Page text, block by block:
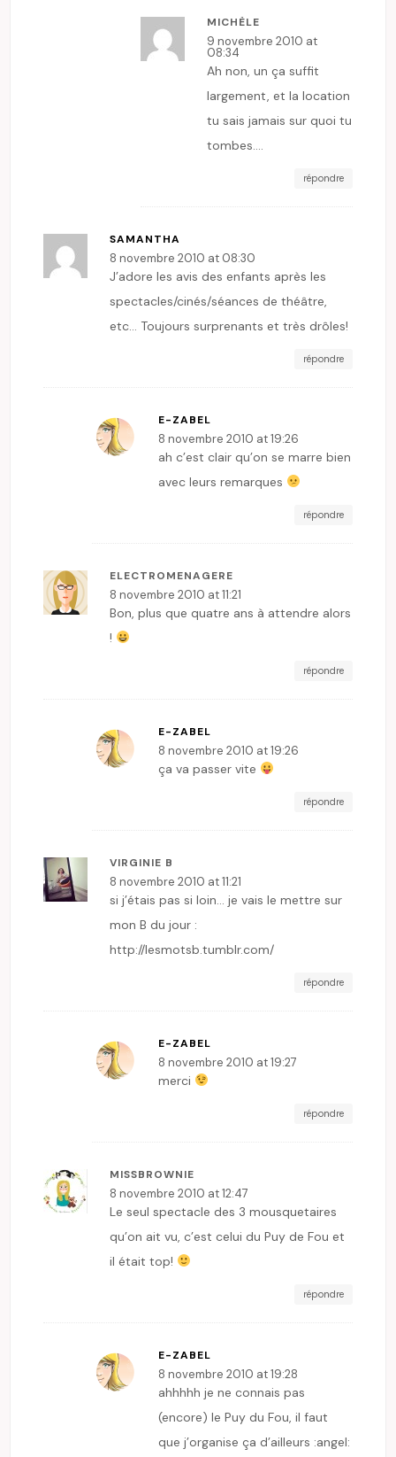
MICHÈLE
9 novembre 2010 at
08:34
Ah non, un ça suffit
largement, et la location
tu sais jamais sur quoi tu
tombes….
répondre
SAMANTHA
8 novembre 2010 at 08:30
J’adore les avis des enfants après les
spectacles/cinés/séances de théâtre,
etc… Toujours surprenants et très drôles!
répondre
E-ZABEL
8 novembre 2010 at 19:26
ah c’est clair qu’on se marre bien
avec leurs remarques
répondre
ELECTROMENAGERE
8 novembre 2010 at 11:21
Bon, plus que quatre ans à attendre alors
!
répondre
E-ZABEL
8 novembre 2010 at 19:26
ça va passer vite
répondre
VIRGINIE B
8 novembre 2010 at 11:21
si j’étais pas si loin… je vais le mettre sur
mon B du jour :
http://lesmotsb.tumblr.com/
répondre
E-ZABEL
8 novembre 2010 at 19:27
merci
répondre
MISSBROWNIE
8 novembre 2010 at 12:47
Le seul spectacle des 3 mousquetaires
qu’on ait vu, c’est celui du Puy de Fou et
il était top!
répondre
E-ZABEL
8 novembre 2010 at 19:28
ahhhhh je ne connais pas
(encore) le Puy du Fou, il faut
que j’organise ça d’ailleurs :angel: